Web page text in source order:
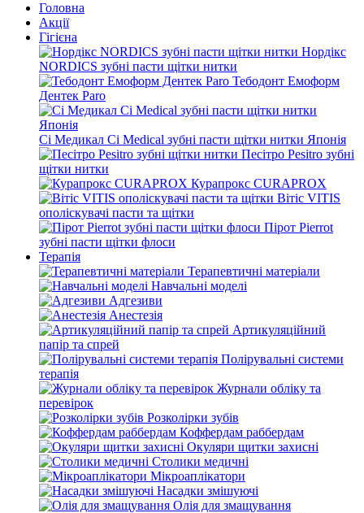
Головна
Акції
Гігієна
Нордікс
NORDICS зубні пасти щітки нитки
Тебодонт Емоформ
Дентек Paro
Сі Медикал Ci Medical зубні пасти щітки нитки Японія
Песітро Pesitro зубні
щітки нитки
Курапрокс CURAPROX
Вітіс VITIS
ополіскувачі пасти та щітки
Пірот Pierrot
зубні пасти щітки флоси
Терапія
Терапевтичні матеріали
Навчальні моделі
Адгезиви
Анестезія
Артикуляційний
папір та спрей
Полірувальні системи
терапія
Журнали обліку та
перевірок
Розколірки зубів
Коффердам раббердам
Окуляри щитки захисні
Столики медичні
Мікроаплікатори
Насадки змішуючі
Олія для змащування